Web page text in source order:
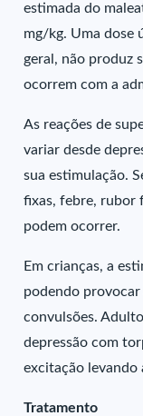
estimada do
mg/kg. Uma dose
geral, não produz
ocorrem com a
As reações de
variar desde
sua estimulação.
fixas, febre, rubor
podem ocorrer.
Em crianças, a
podendo
convulsões.
depressão com
excitação levando
Tratamento